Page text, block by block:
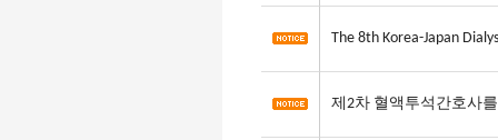
The 8th Korea-Japan
제2차 혈액투석간호사